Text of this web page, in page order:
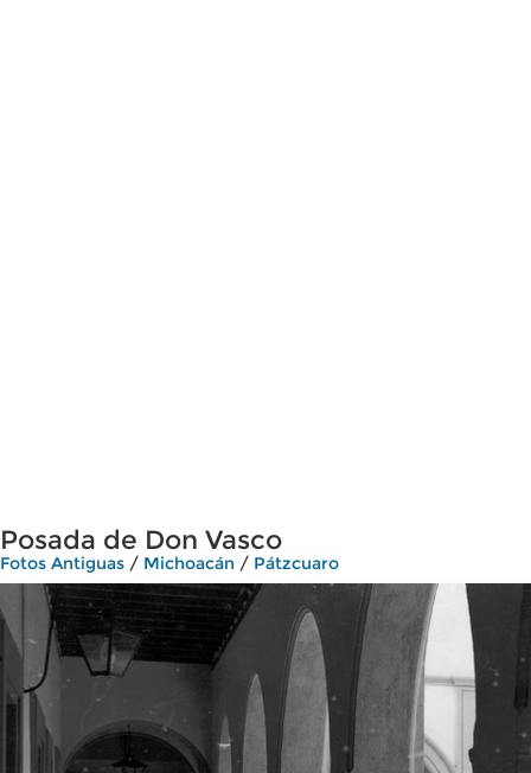
Posada de Don Vasco
Fotos Antiguas / Michoacán / Pátzcuaro